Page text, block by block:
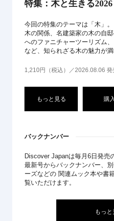
特集：木と生きる2026
今回の特集のテーマは「木」
木の関係、名建築家の木の自
へのファニチャーツーリズム
など、知られざる木の魅力が満
1,210円（税込）／2026.08.06 発
もっと見る 購入
バックナンバー
Discover Japanは毎月6日発売
最新号からバックナンバー、
ーズなどの 関連ムック本や書
覧いただけます。
もっと